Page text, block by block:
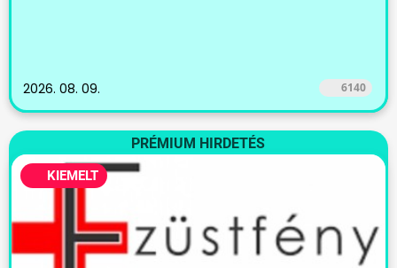
2026. 08. 09. 6140
PRÉMIUM HIRDETÉS
KIEMELT